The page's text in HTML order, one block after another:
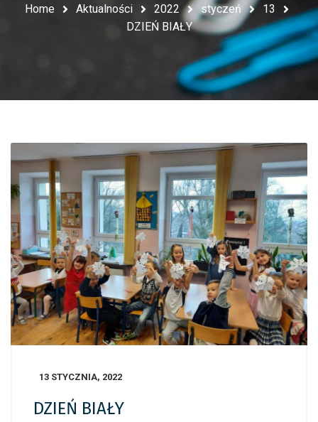
Home Aktualności 2022 styczeń
13
DZIEŃ BIAŁY
13 STYCZNIA, 2022
DZIEŃ BIAŁY